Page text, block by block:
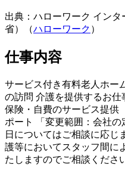
出典：ハローワーク イン
省）（ハローワーク ）
仕事内容
サービス付き有料老人ホー
の訪問 介護を提供するお
保険・自費のサービス提供
ポート 「変更範囲：会社
日についてはご相談に応じ
護等においてスタッフ間に
たしますのでご相談くださ